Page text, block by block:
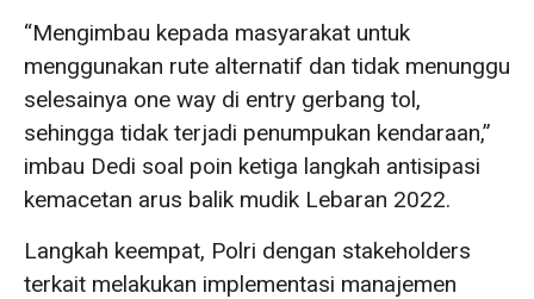
“Mengimbau kepada masyarakat untuk
menggunakan rute alternatif dan tidak menunggu
selesainya one way di entry gerbang tol,
sehingga tidak terjadi penumpukan kendaraan,”
imbau Dedi soal poin ketiga langkah antisipasi
kemacetan arus balik mudik Lebaran 2022.
Langkah keempat, Polri dengan stakeholders
terkait melakukan implementasi manajemen